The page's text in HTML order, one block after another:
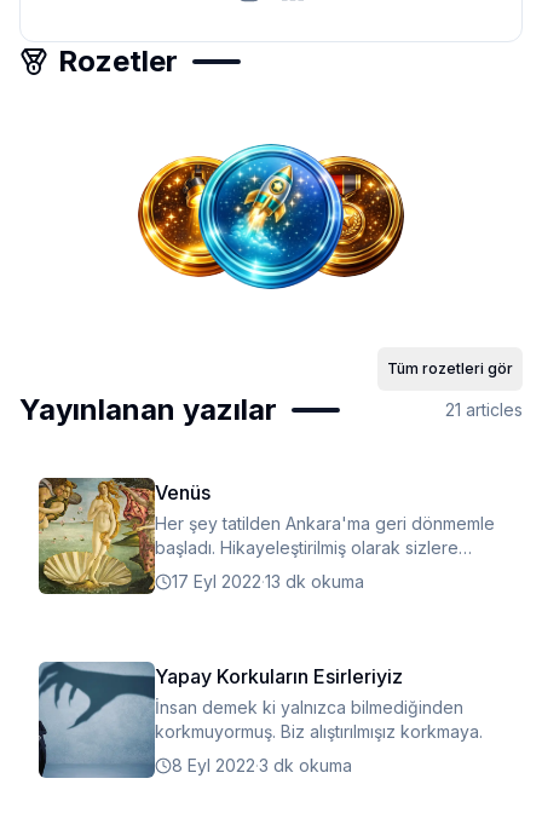
Rozetler
Tüm rozetleri gör
Yayınlanan yazılar 21 articles
Venüs
Her şey tatilden Ankara'ma geri dönmemle
başladı. Hikayeleştirilmiş olarak sizlere
yazımı sunuyorum.
17 Eyl 2022·13 dk okuma
Yapay Korkuların Esirleriyiz
İnsan demek ki yalnızca bilmediğinden
korkmuyormuş. Biz alıştırılmışız korkmaya.
8 Eyl 2022·3 dk okuma